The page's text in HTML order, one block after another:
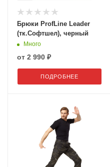
Брюки ProfLine Leader
(тк.Софтшел), черный
Много
от 2 990 ₽
ПОДРОБНЕЕ